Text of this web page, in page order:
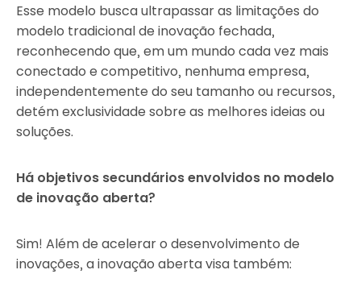
Esse modelo busca ultrapassar as limitações do
modelo tradicional de inovação fechada,
reconhecendo que, em um mundo cada vez mais
conectado e competitivo, nenhuma empresa,
independentemente do seu tamanho ou recursos,
detém exclusividade sobre as melhores ideias ou
soluções.
Há objetivos secundários envolvidos no modelo
de inovação aberta?
Sim! Além de acelerar o desenvolvimento de
inovações, a inovação aberta visa também: